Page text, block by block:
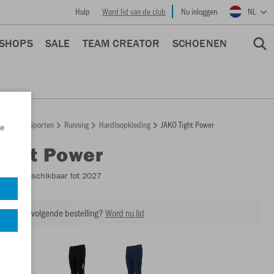
Hulp Word lid van de club Nu inloggen NL
SALE TEAM CREATOR SCHOENEN
Sporten Running Hardloopkleding JAKO Tight Power
Tight Power
- Beschikbaar tot 2027
op je volgende bestelling?Word nu lid